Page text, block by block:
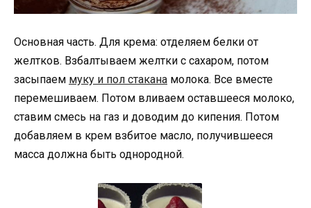
Основная часть. Для крема: отделяем белки от
желтков. Взбалтываем желтки с сахаром, потом
засыпаем муку и пол стакана молока. Все вместе
перемешиваем. Потом вливаем оставшееся молоко,
ставим смесь на газ и доводим до кипения. Потом
добавляем в крем взбитое масло, получившееся
масса должна быть однородной.